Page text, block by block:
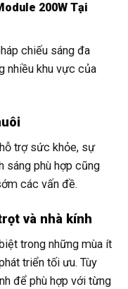
200W Tại
chiếu sáng đa
nhiều khu vực của
trợ sức khỏe, sự
sáng phù hợp cũng
các vấn đề.
và nhà kính
trong những mùa ít
triển tối ưu. Tùy
để phù hợp với từng